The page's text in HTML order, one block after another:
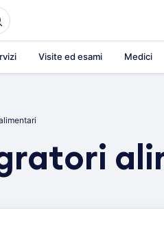
Visite ed esami Medici